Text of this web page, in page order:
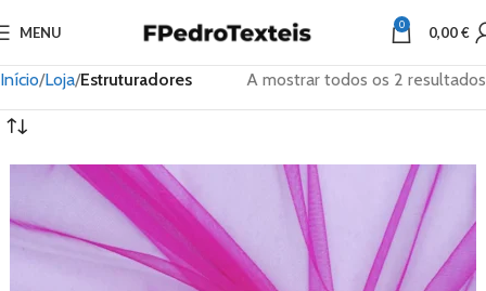
MENU 0 0,00€
Início Loja Estruturadores A mostrar todos os 2 resultados